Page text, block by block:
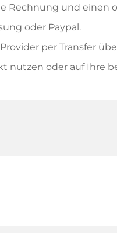
Rechnung und einen
oder Paypal.
per Transfer
nutzen oder auf Ihre
der Zahlung